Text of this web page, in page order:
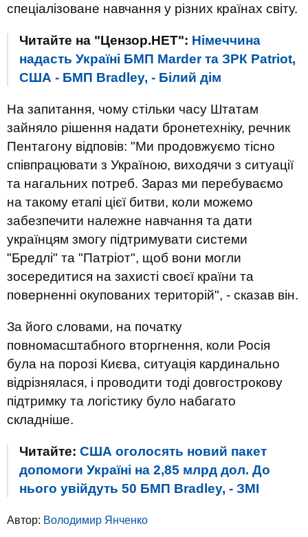
спеціалізоване навчання у різних країнах світу.
Читайте на "Цензор.НЕТ": Німеччина
надасть Україні БМП Marder та ЗРК Patriot,
США - БМП Bradley, - Білий дім
На запитання, чому стільки часу Штатам
зайняло рішення надати бронетехніку, речник
Пентагону відповів: "Ми продовжуємо тісно
співпрацювати з Україною, виходячи з ситуації
та нагальних потреб. Зараз ми перебуваємо
на такому етапі цієї битви, коли можемо
забезпечити належне навчання та дати
українцям змогу підтримувати системи
"Бредлі" та "Патріот", щоб вони могли
зосередитися на захисті своєї країни та
поверненні окупованих територій", - сказав він.
За його словами, на початку
повномасштабного вторгнення, коли Росія
була на порозі Києва, ситуація кардинально
відрізнялася, і проводити тоді довгострокову
підтримку та логістику було набагато
складніше.
Читайте: США оголосять новий пакет
допомоги Україні на 2,85 млрд дол. До
нього увійдуть 50 БМП Bradley, - ЗМІ
Автор: Володимир Янченко